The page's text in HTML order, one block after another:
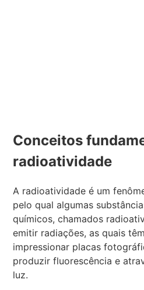
Conceitos
radioatividade
A radioatividade é um
pelo qual algumas
químicos, chamados
emitir radiações, as quais
impressionar placas
produzir fluorescência e
luz.